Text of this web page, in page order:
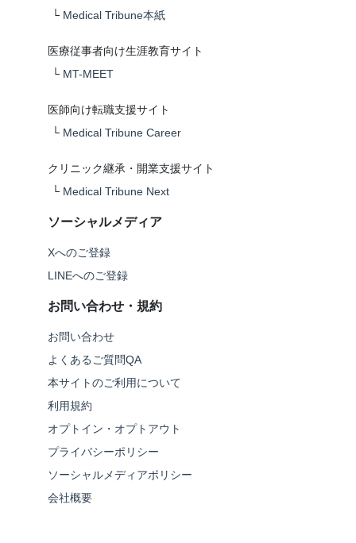
└ Medical Tribune本紙
医療従事者向け生涯教育サイト
└ MT-MEET
医師向け転職支援サイト
└ Medical Tribune Career
クリニック継承・開業支援サイト
└ Medical Tribune Next
ソーシャルメディア
Xへのご登録
LINEへのご登録
お問い合わせ・規約
お問い合わせ
よくあるご質問QA
本サイトのご利用について
利用規約
オプトイン・オプトアウト
プライバシーポリシー
ソーシャルメディアポリシー
会社概要